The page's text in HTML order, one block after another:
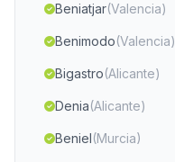
Beniatjar(Valencia)
Benimodo(Valencia)
Bigastro(Alicante)
Denia(Alicante)
Beniel(Murcia)